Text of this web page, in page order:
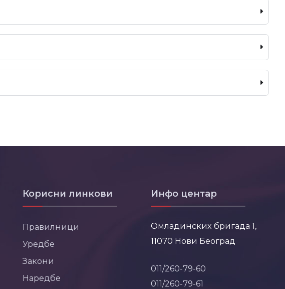
Корисни линкови
Правилници
Уредбе
Закони
Наредбе
Инфо центар
Омладинских бригада 1,
11070 Нови Београд
011/260-79-60
011/260-79-61